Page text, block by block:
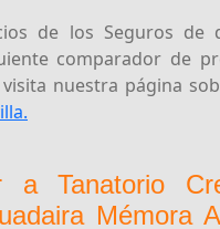
de los Seguros de
comparador de
nuestra página
a Tanatorio
Mémora